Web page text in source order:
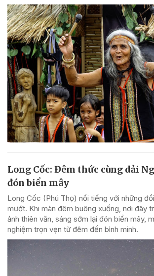
Long Cốc: Đêm thức cùng dải
đón biển mây
Long Cốc (Phú Thọ) nổi tiếng với những
mướt. Khi màn đêm buông xuống, nơi đây
ảnh thiên văn, sáng sớm lại đón biển mây,
nghiệm trọn vẹn từ đêm đến bình minh.